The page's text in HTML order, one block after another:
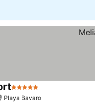
5 Počet hvězdiček
Playa Bavaro